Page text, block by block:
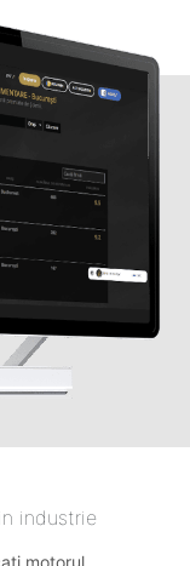
industrie
motorul